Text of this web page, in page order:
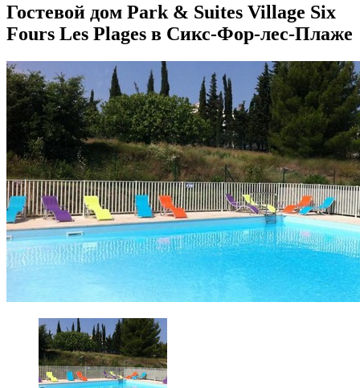
Гостевой дом Park & Suites Village Six
Fours Les Plages в Сикс-Фор-лес-Плаже